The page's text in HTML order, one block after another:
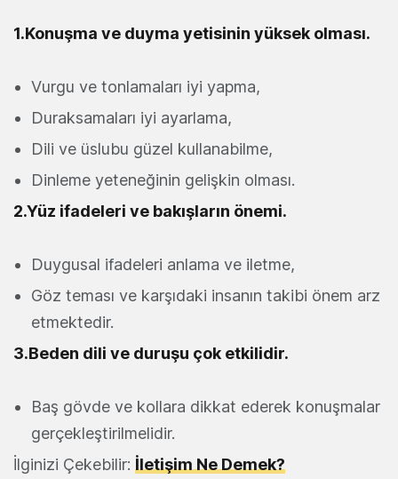
1.Konuşma ve duyma yetisinin yüksek olması.
Vurgu ve tonlamaları iyi yapma,
Duraksamaları iyi ayarlama,
Dili ve üslubu güzel kullanabilme,
Dinleme yeteneğinin gelişkin olması.
2.Yüz ifadeleri ve bakışların önemi.
Duygusal ifadeleri anlama ve iletme,
Göz teması ve karşıdaki insanın takibi önem arz
etmektedir.
3.Beden dili ve duruşu çok etkilidir.
Baş gövde ve kollara dikkat ederek konuşmalar
gerçekleştirilmelidir.
İlginizi Çekebilir: İletişim Ne Demek?